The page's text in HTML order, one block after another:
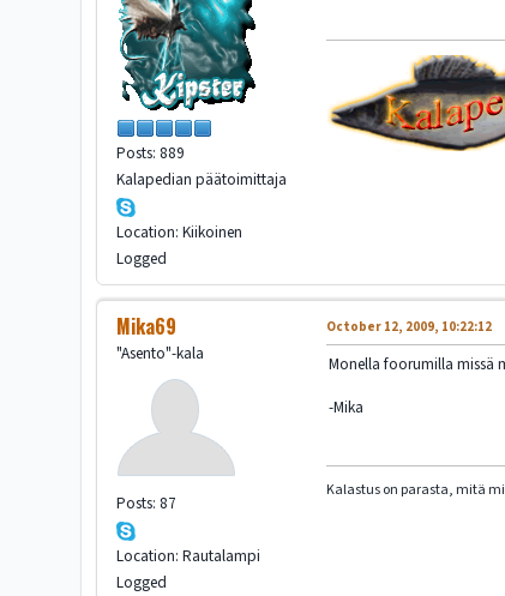
Posts: 889
Kalapedian päätoimittaja
Location: Kiikoinen
Logged
Mika69
"Asento"-kala
Posts: 87
Location: Rautalampi
Logged
October 12, 2009, 10:22:12
Monella foorumilla missä
-Mika
Kalastus on parasta, mitä